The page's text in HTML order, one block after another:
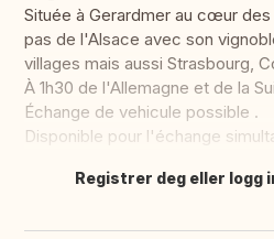
Située à Gerardmer au cœur
pas de l'Alsace avec son
villages mais aussi Strasbourg,
À 1h30 de l'Allemagne et de la
Échange de vehicule possible .
Disponible pour l'échange
Oversett dette
Registrer deg eller logg